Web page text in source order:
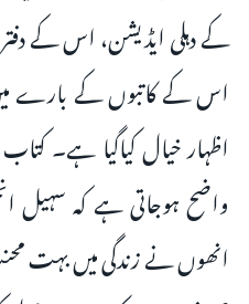
کے دہلی ایڈیشن، اس کے
اس کے کاتبوں کے بارے
اظہار خیال کیاگیا ہے۔
واضح ہوجاتی ہے کہ
انھوں نے زندگی میں بہت